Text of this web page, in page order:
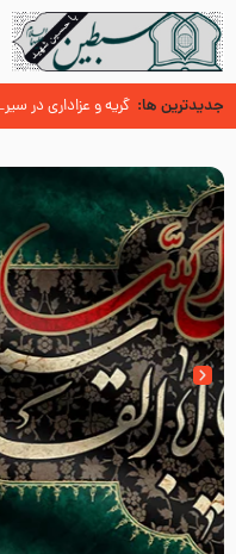
جدیدترین ها: گریه و عزاداری در
عُمَر با گفتن “حسبنا
سوزدل جا مانده‌ای از